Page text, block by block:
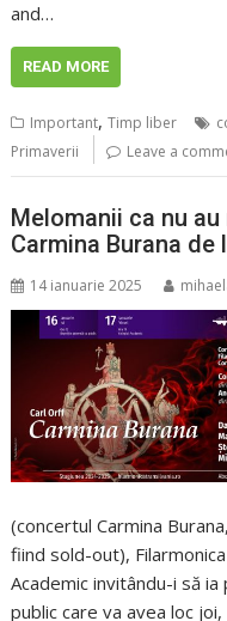
and…
READ MORE
Important,Timp liber
Primaverii
Leave a
Melomanii ca nu
Carmina Burana
14 ianuarie 2025
(concertul Carmina
fiind sold-out),
Academic invitându-i să
public care va avea loc